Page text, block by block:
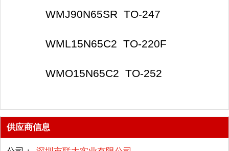
WMJ90N65SR TO-247
WML15N65C2 TO-220F
WMO15N65C2 TO-252
供应商信息